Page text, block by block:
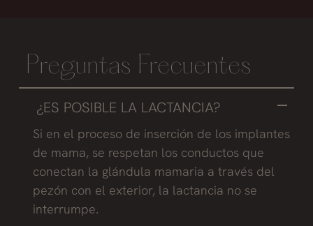
Preguntas Frecuentes
¿ES POSIBLE LA LACTANCIA?
Si en el proceso de inserción de los implantes
de mama, se respetan los conductos que
conectan la glándula mamaria a través del
pezón con el exterior, la lactancia no se
interrumpe.